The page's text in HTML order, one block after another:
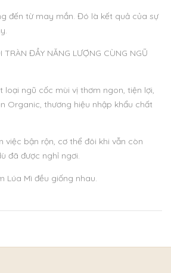
đến từ may mắn. Đó là kết quả của sự
TRÀN ĐẦY NĂNG LƯỢNG CÙNG NGŨ
loại ngũ cốc mùi vị thơm ngon, tiện lợi,
Organic, thương hiệu nhập khẩu chất
việc bận rộn, cơ thể đôi khi vẫn còn
đã được nghỉ ngơi.
Lúa Mì đều giống nhau.